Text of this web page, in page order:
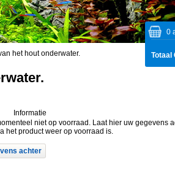
0
Totaal
het hout onderwater.
Informatie
niet op voorraad. Laat hieruw gegevens
het product weer op voorraad is.
achter